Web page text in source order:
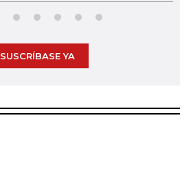
SUSCRÍBASE YA